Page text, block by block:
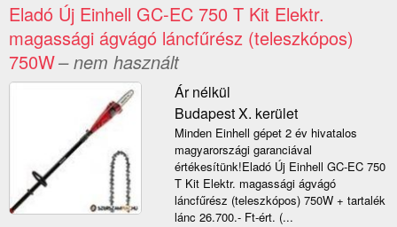
Eladó Új Einhell GC-EC 750 T Kit Elektr.
magassági ágvágó láncfűrész (teleszkópos)
750W– nem használt
Ár nélkül
Budapest X. kerület
Minden Einhell gépet 2 év hivatalos
magyarországi garanciával
értékesítünk!Eladó Új Einhell GC-EC 750
T Kit Elektr. magassági ágvágó
láncfűrész (teleszkópos) 750W + tartalék
lánc 26.700.- Ft-ért. (...